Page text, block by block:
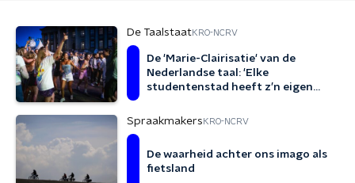
De TaalstaatKRO-NCRV
De 'Marie-Clairisatie' van de
Nederlandse taal: 'Elke
studentenstad heeft z’n eigen
Spraakmakers KRO-NCRV
De waarheid achter ons imago als
fietsland